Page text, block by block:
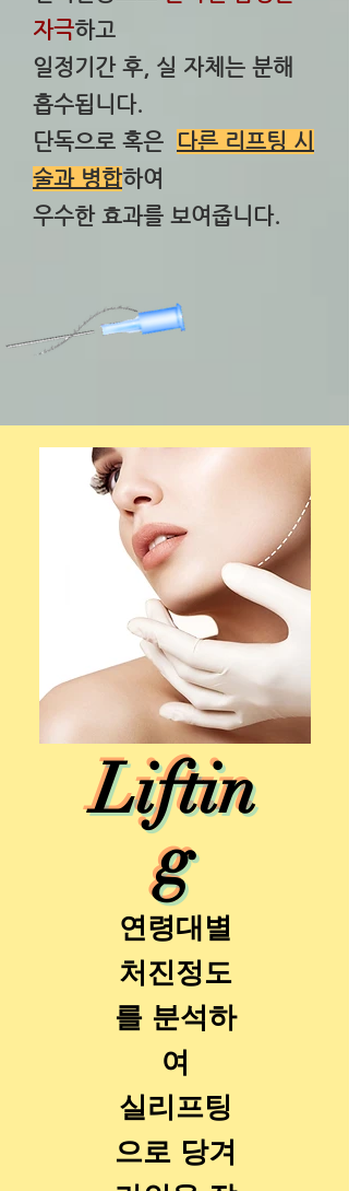
자극하고
일정기간 후, 실 자체는 분해
흡수됩니다.
단독으로 혹은 다른 리프팅 시
술과 병합하여
우수한 효과를 보여줍니다.
Liftin
g
연령대별
처진정도
를 분석하
여
​실리프팅
으로 당겨